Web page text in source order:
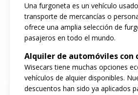
Una furgoneta es un vehículo
transporte de mercancías o
ofrece una amplia selección de
pasajeros en todo el mundo.
Alquiler de automóviles con
Wisecars tiene muchas opciones
vehículos de alquier disponibles.
descuentos han sido ya aplicados